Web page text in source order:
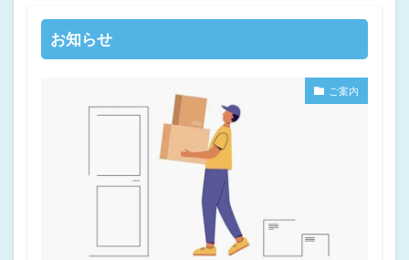
お知らせ
ご案内